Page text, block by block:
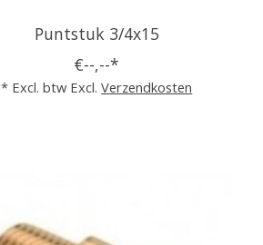
Puntstuk 3/4x15
€--,--*
* Excl. btw Excl.Verzendkosten